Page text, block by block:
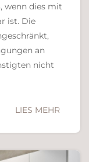
wenn dies mit
ist. Die
an
nicht
LIES MEHR